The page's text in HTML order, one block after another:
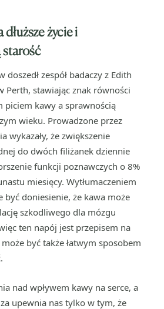
życie i
zespół badaczy z Edith
Perth, stawiając znak równości
piciem kawy a sprawnością
wieku. Prowadzone przez
wykazały, że zwiększenie
do dwóch filiżanek dziennie
funkcji poznawczych o 8%
miesięcy. Wytłumaczeniem
być doniesienie, że kawa może
szkodliwego dla mózgu
ten napój jest przepisem na
być także łatwym sposobem
nad wpływem kawy na serce, a
upewnia nas tylko w tym, że